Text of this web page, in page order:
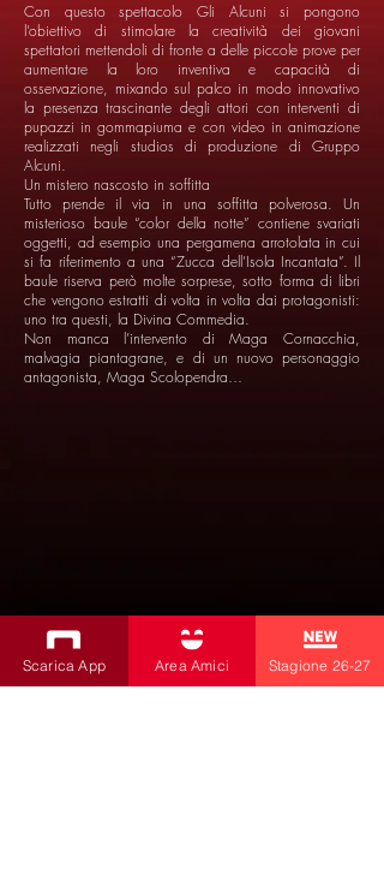
Con questo spettacolo Gli Alcuni si pongono
l’obiettivo di stimolare la creatività dei giovani
spettatori mettendoli di fronte a delle piccole prove per
aumentare la loro inventiva e capacità di
osservazione, mixando sul palco in modo innovativo
la presenza trascinante degli attori con interventi di
pupazzi in gommapiuma e con video in animazione
realizzati negli studios di produzione di Gruppo
Alcuni.
Un mistero nascosto in soffitta
Tutto prende il via in una soffitta polverosa. Un
misterioso baule “color della notte” contiene svariati
oggetti, ad esempio una pergamena arrotolata in cui
si fa riferimento a una “Zucca dell’Isola Incantata”. Il
baule riserva però molte sorprese, sotto forma di libri
che vengono estratti di volta in volta dai protagonisti:
uno tra questi, la Divina Commedia.
Non manca l’intervento di Maga Cornacchia,
malvagia piantagrane, e di un nuovo personaggio
antagonista, Maga Scolopendra…
Scarica App Area Amici Stagione 26-27